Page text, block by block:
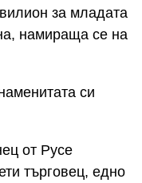
за младата
намираща се на
си
от Русе
търговец, едно